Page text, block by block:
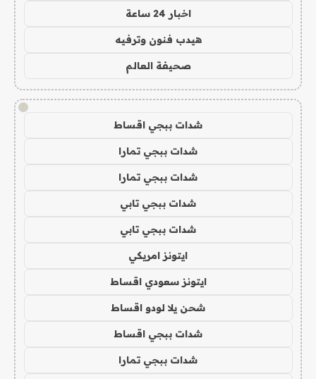
اخبار 24 ساعة
هيدب فنون وترفيه
صحيفة العالم
!
شدات ببجي اقساط
شدات ببجي تمارا
شدات ببجي تمارا
شدات ببجي تابي
شدات ببجي تابي
ايتونز امريكي
ايتونز سعودي اقساط
شحن يلا لودو اقساط
شدات ببجي اقساط
شدات ببجي تمارا